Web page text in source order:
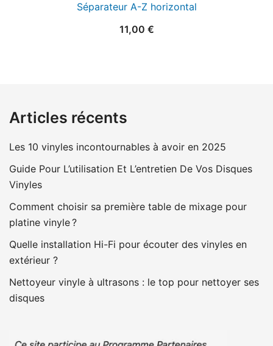
Séparateur A-Z horizontal
11,00 €
Articles récents
Les 10 vinyles incontournables à avoir en 2025
Guide Pour L’utilisation Et L’entretien De Vos Disques
Vinyles
Comment choisir sa première table de mixage pour
platine vinyle ?
Quelle installation Hi-Fi pour écouter des vinyles en
extérieur ?
Nettoyeur vinyle à ultrasons : le top pour nettoyer ses
disques